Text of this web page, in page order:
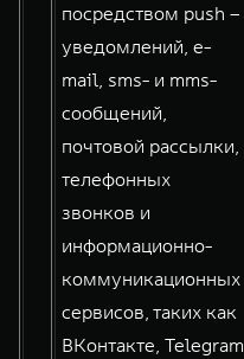
посредством push –
уведомлений, e-
mail, sms- и mms-
сообщений,
почтовой рассылки,
телефонных
звонков и
информационно-
коммуникационных
сервисов, таких как
ВКонтакте, Telegram